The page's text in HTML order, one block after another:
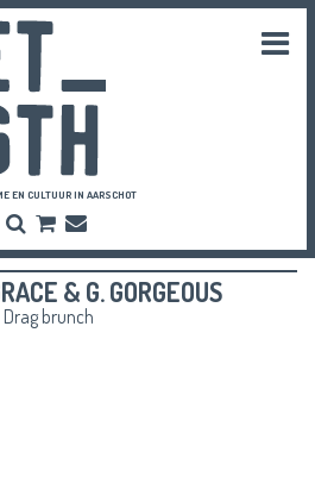
EN CULTUUR IN AARSCHOT
Zoeken
Bestel
je
vriendenpassen
en
tickets
Inschrijven
& G. GORGEOUS
Drag brunch